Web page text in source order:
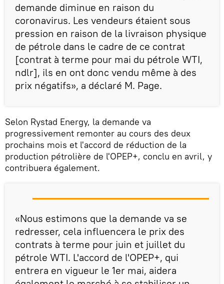
demande diminue en raison du
coronavirus. Les vendeurs étaient sous
pression en raison de la livraison physique
de pétrole dans le cadre de ce contrat
[contrat à terme pour mai du pétrole WTI,
ndlr], ils en ont donc vendu même à des
prix négatifs», a déclaré M. Page.
Selon Rystad Energy, la demande va
progressivement remonter au cours des deux
prochains mois et l'accord de réduction de la
production pétrolière de l'OPEP+, conclu en avril, y
contribuera également.
«Nous estimons que la demande va se
redresser, cela influencera le prix des
contrats à terme pour juin et juillet du
pétrole WTI. L'accord de l'OPEP+, qui
entrera en vigueur le 1er mai, aidera